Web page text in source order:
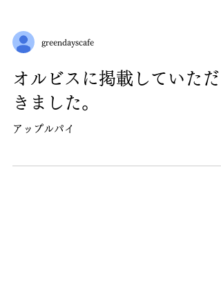
greendayscafe
オルビスに掲載していただ
きました。